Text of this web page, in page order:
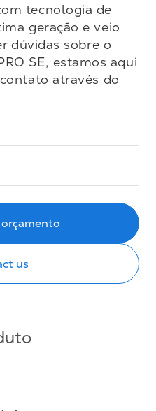
tecnologia de
geração e veio
dúvidas sobre o
SE, estamos aqui
através do
us